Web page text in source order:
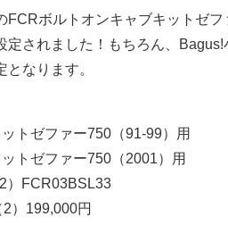
FCRボルトオンキャブキットゼ
定されました！もちろん、
なります。
トゼファー750（91-99）用
トゼファー750（2001）用
）FCR03BSL33
）199,000円